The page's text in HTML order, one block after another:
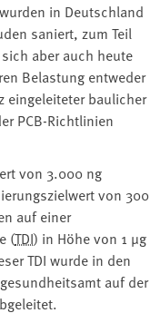
in Deutschland
saniert, zum Teil
aber auch heute
Belastung entweder
eingeleiteter baulicher
PCB-Richtlinien
von 3.000 ng
von 300
auf einer
(TDI) in Höhe von 1 µg
TDI wurde in den
auf der